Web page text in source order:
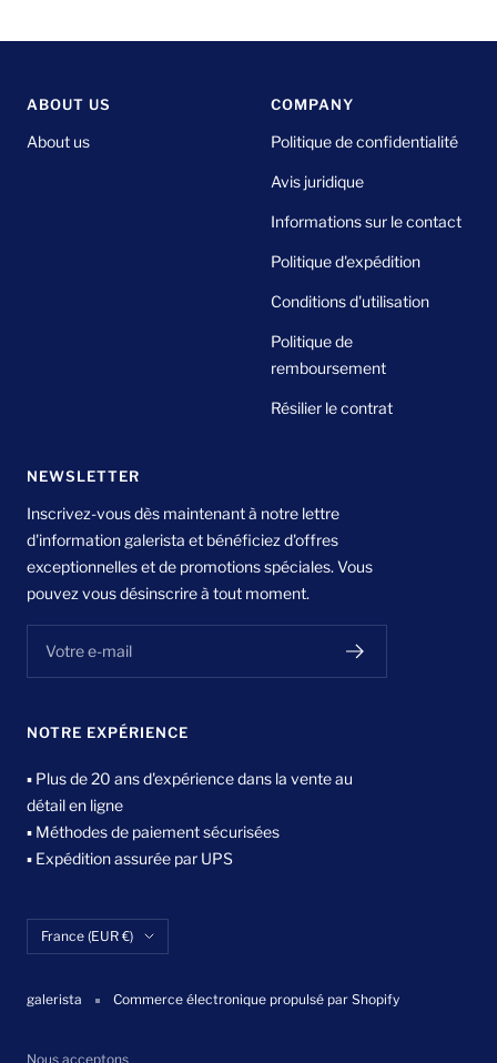
ABOUT US
About us
COMPANY
Politique de confidentialité
Avis juridique
Informations sur le contact
Politique d'expédition
Conditions d'utilisation
Politique de
remboursement
Résilier le contrat
NEWSLETTER
Inscrivez-vous dès maintenant à notre lettre
d'information galerista et bénéficiez d'offres
exceptionnelles et de promotions spéciales. Vous
pouvez vous désinscrire à tout moment.
Votre e-mail
NOTRE EXPÉRIENCE
▪ Plus de 20 ans d'expérience dans la vente au
détail en ligne
▪ Méthodes de paiement sécurisées
▪ Expédition assurée par UPS
Pays/région
France (EUR €)
galerista Commerce électronique propulsé par Shopify
Nous acceptons